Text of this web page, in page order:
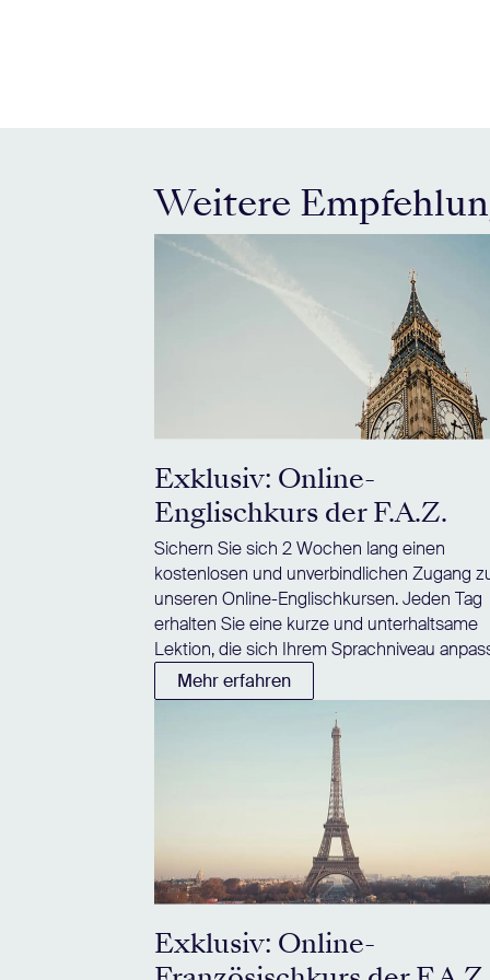
Weitere
Exklusiv: Online-
Englischkurs der F.A.Z.
Sichern Sie sich 2 Wochen lang einen
kostenlosen und unverbindlichen Zugang
unseren Online-Englischkursen. Jeden Tag
erhalten Sie eine kurze und unterhaltsame
Lektion, die sich Ihrem Sprachniveau
Mehr erfahren
Exklusiv: Online-